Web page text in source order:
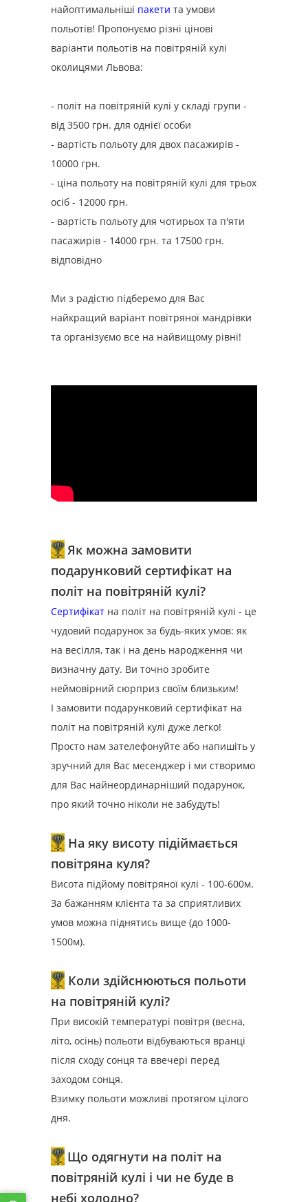
найоптимальніші пакети та умови
польотів! Пропонуємо різні цінові
варіанти польотів на повітряній кулі
околицями Львова:
- політ на повітряній кулі у складі групи -
від 3500 грн. для однієї особи
- вартість польоту для двох пасажирів -
10000 грн.
- ціна польоту на повітряній кулі для трьох
осіб - 12000 грн.
- вартість польоту для чотирьох та п'яти
пасажирів - 14000 грн. та 17500 грн.
відповідно
Ми з радістю підберемо для Вас
найкращий варіант повітряної мандрівки
та організуємо все на найвищому рівні!
Як можна замовити
подарунковий сертифікат на
політ на повітряній кулі?
Сертифікат на політ на повітряній кулі - це
чудовий подарунок за будь-яких умов: як
на весілля, так і на день народження чи
визначну дату. Ви точно зробите
неймовірний сюрприз своїм близьким!
І замовити подарунковий сертифікат на
політ на повітряній кулі дуже легко!
Просто нам зателефонуйте або напишіть у
зручний для Вас месенджер і ми створимо
для Вас найнеординарніший подарунок,
про який точно ніколи не забудуть!
На яку висоту підіймається
повітряна куля?
Висота підйому повітряної кулі - 100-600м.
За бажанням клієнта та за сприятливих
умов можна піднятись вище (до 1000-
1500м).
Коли здійснюються польоти
на повітряній кулі?
При високій температурі повітря (весна,
літо, осінь) польоти відбуваються вранці
після сходу сонця та ввечері перед
заходом сонця.
Взимку польоти можливі протягом цілого
дня.
Що одягнути на політ на
повітряній кулі і чи не буде в
небі холодно?